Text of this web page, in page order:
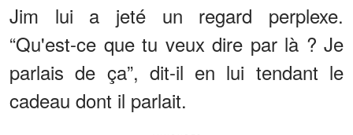
Jim lui a jeté un regard perplexe.
“Qu'est-ce que tu veux dire par là ? Je
parlais de ça”, dit-il en lui tendant le
cadeau dont il parlait.